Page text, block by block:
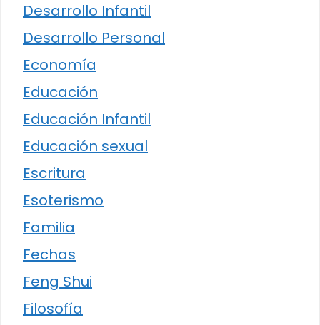
Desarrollo Infantil
Desarrollo Personal
Economía
Educación
Educación Infantil
Educación sexual
Escritura
Esoterismo
Familia
Fechas
Feng Shui
Filosofía